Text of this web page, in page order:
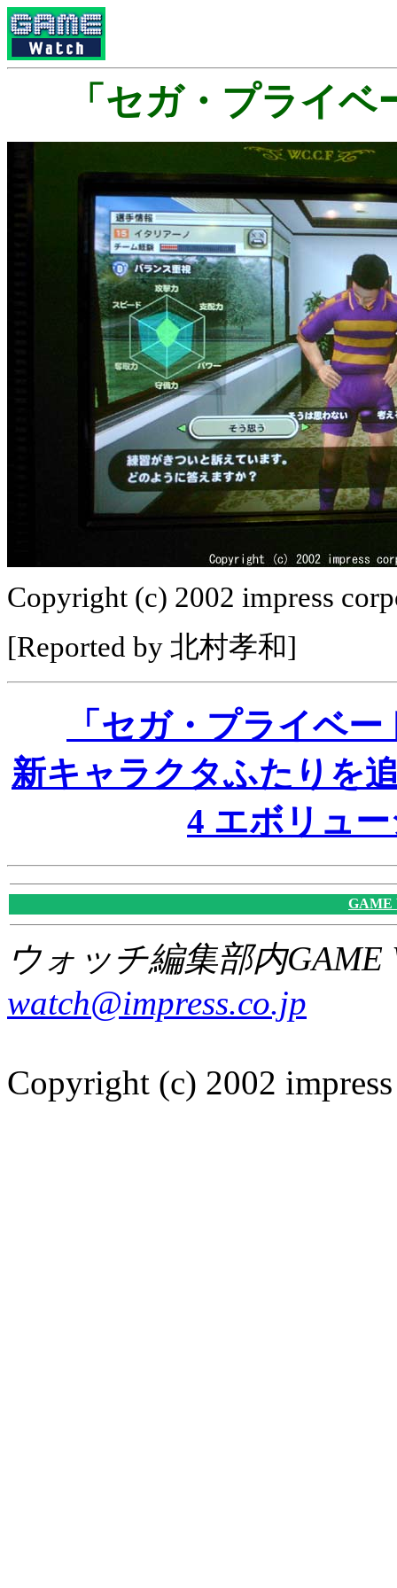
「セガ・プライ
Copyright (c) 2002 impress
[Reported by 北村孝和]
「セガ・プライベ
新キャラクタふたりを
4 エボリュ
GAME
ウォッチ編集部内GAME
watch@impress.co.jp
Copyright (c) 2002